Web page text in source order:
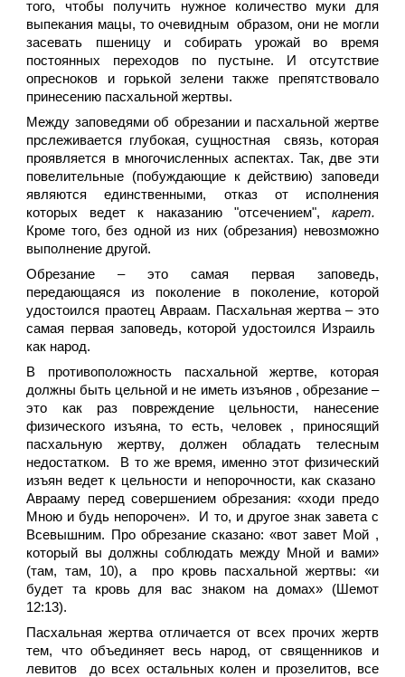
того, чтобы получить нужное количество муки для
выпекания мацы, то очевидным образом, они не могли
засевать пшеницу и собирать урожай во время
постоянных переходов по пустыне. И отсутствие
опресноков и горькой зелени также препятствовало
принесению пасхальной жертвы.
Между заповедями об обрезании и пасхальной жертве
прслеживается глубокая, сущностная связь, которая
проявляется в многочисленных аспектах. Так, две эти
повелительные (побуждающие к действию) заповеди
являются единственными, отказ от исполнения
которых ведет к наказанию "отсечением", карет.
Кроме того, без одной из них (обрезания) невозможно
выполнение другой.
Обрезание – это самая первая заповедь,
передающаяся из поколение в поколение, которой
удостоился праотец Авраам. Пасхальная жертва – это
самая первая заповедь, которой удостоился Израиль
как народ.
В противоположность пасхальной жертве, которая
должны быть цельной и не иметь изъянов , обрезание –
это как раз повреждение цельности, нанесение
физического изъяна, то есть, человек , приносящий
пасхальную жертву, должен обладать телесным
недостатком. В то же время, именно этот физический
изъян ведет к цельности и непорочности, как сказано
Аврааму перед совершением обрезания: «ходи предо
Мною и будь непорочен». И то, и другое знак завета с
Всевышним. Про обрезание сказано: «вот завет Мой ,
который вы должны соблюдать между Мной и вами»
(там, там, 10), а про кровь пасхальной жертвы: «и
будет та кровь для вас знаком на домах» (Шемот
12:13).
Пасхальная жертва отличается от всех прочих жертв
тем, что объединяет весь народ, от священников и
левитов до всех остальных колен и прозелитов, все